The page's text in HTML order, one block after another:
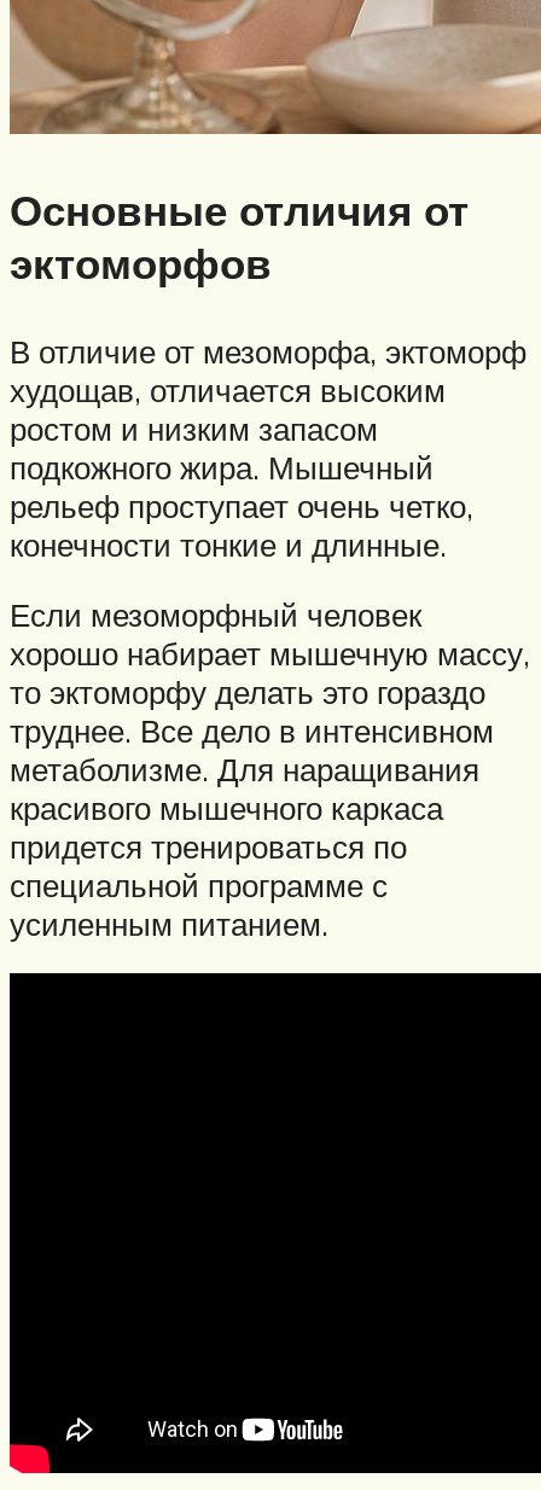
Основные отличия от
эктоморфов
В отличие от мезоморфа, эктоморф
худощав, отличается высоким
ростом и низким запасом
подкожного жира. Мышечный
рельеф проступает очень четко,
конечности тонкие и длинные.
Если мезоморфный человек
хорошо набирает мышечную массу,
то эктоморфу делать это гораздо
труднее. Все дело в интенсивном
метаболизме. Для наращивания
красивого мышечного каркаса
придется тренироваться по
специальной программе с
усиленным питанием.